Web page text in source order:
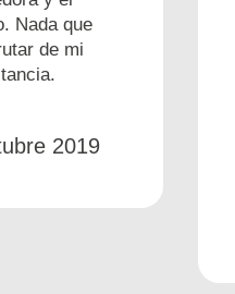
Nada que
de mi
2019